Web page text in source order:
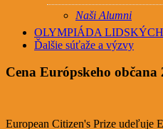
Naši Alumni
OLYMPIÁDA LIDSKÝCH
Ďalšie súťaže a výzvy
Cena Európskeho občana
European Citizen's Prize udeľuje